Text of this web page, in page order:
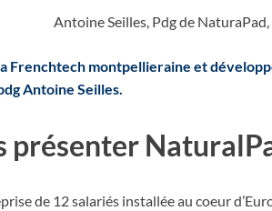
Antoine Seilles, Pdg de NaturaPad,
Frenchtech montpellieraine et
Antoine Seilles.
présenter
de 12 salariés installée au coeur